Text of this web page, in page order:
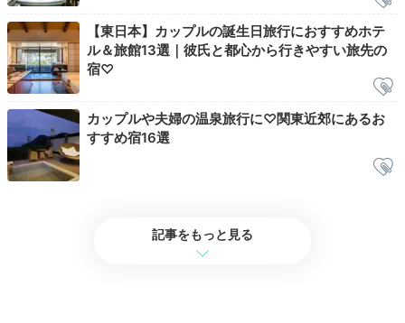
状態でした。
Breakfast
08:00
朝から大満足
【東日本】カップルの誕生日旅行におすすめホテ
ル＆旅館13選｜彼氏と都心から行きやすい旅先の
宿♡
カップルや夫婦の温泉旅行に♡関東近郊にあるお
すすめ宿16選
記事をもっと見る